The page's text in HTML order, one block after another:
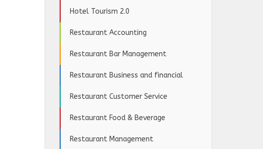
Hotel Tourism 2.0
Restaurant Accounting
Restaurant Bar Management
Restaurant Business and financial
Restaurant Customer Service
Restaurant Food & Beverage
Restaurant Management